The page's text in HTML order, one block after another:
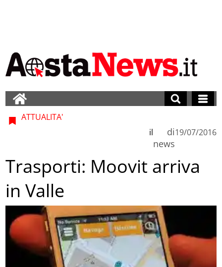
ATTUALITA'
di
news
il 19/07/2016
Trasporti: Moovit arriva
in Valle